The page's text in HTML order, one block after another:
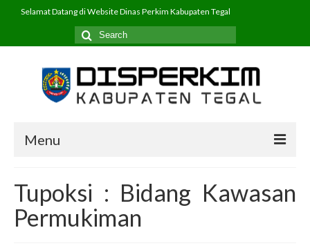
Selamat Datang di Website Dinas Perkim Kabupaten Tegal
Search
for:
Menu
Profil
Tupoksi : Bidang Kawasan
Permukiman